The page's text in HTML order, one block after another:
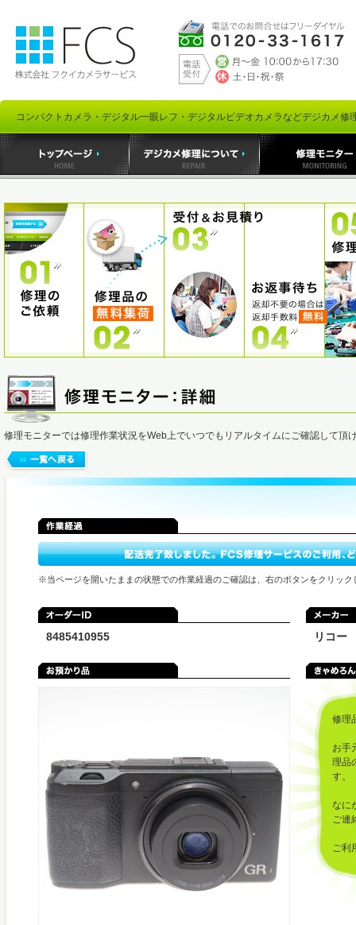
コンパクトカメラ・デジタル一眼レフ・デジタルビデオカメラなどデジカメ修
修理モニターでは修理作業状況をWeb上でいつでもリアルタイムにご確認して頂
※当ページを開いたままの状態での作業経過のご確認は、右のボタンをクリック
8485410955 リコー
修理
お手
理品
す。
なに
ご連
ご利